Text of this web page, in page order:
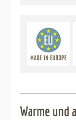
Warme und